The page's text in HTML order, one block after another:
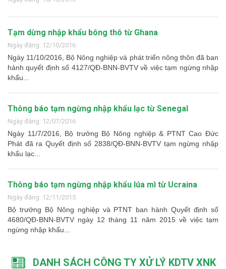
Tạm dừng nhập khẩu bông thô từ Ghana
Ngày đăng: 12/10/2016
Ngày 11/10/2016, Bộ Nông nghiệp và phát triển nông thôn đã ban
hành quyết định số 4127/QĐ-BNN-BVTV về việc tạm ngừng nhập
khẩu...
Thông báo tạm ngừng nhập khẩu lạc từ Senegal
Ngày đăng: 12/07/2016
Ngày 11/7/2016, Bộ trưởng Bộ Nông nghiệp & PTNT Cao Đức
Phát đã ra Quyết định số 2838/QĐ-BNN-BVTV tạm ngừng nhập
khẩu lạc...
Thông báo tạm ngừng nhập khẩu lúa mì từ Ucraina
Ngày đăng: 12/11/2015
Bộ trưởng Bộ Nông nghiệp và PTNT ban hành Quyết định số
4680/QĐ-BNN-BVTV ngày 12 tháng 11 năm 2015 về việc tạm
ngừng nhập khẩu...
DANH SÁCH CÔNG TY XỬ LÝ KDTV XNK